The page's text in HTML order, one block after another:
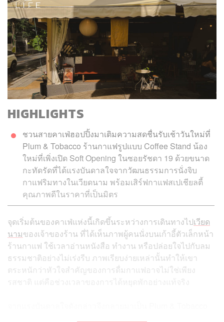
HIGHLIGHTS
ชวนสายคาเฟ่ฮอปปิ้งมาเติมความสดชื่นรับเช้าวันใหม่ที่
Plum & Tobacco ร้านกาแฟรูปแบบ Coffee Stand น้อง
ใหม่ที่เพิ่งเปิด Soft Opening ในซอยรัชดา 19 ด้วยขนาด
กะทัดรัดที่ได้แรงบันดาลใจจากวัฒนธรรมการนั่งจิบ
กาแฟริมทางในเวียดนาม พร้อมเสิร์ฟกาแฟสเปเชียลตี้
คุณภาพดีในราคาที่เป็นมิตร
จุดเริ่มต้นของคาเฟ่แห่งนี้เกิดขึ้นระหว่างการเดินทางไปเวียด
นามของเจ้าของร้าน ที่ได้เห็นภาพผู้คนนั่งบนเก้าอี้ตัวเล็กหน้า
ร้านกาแฟ ใช้เวลาอ่านหนังสือ ทำงาน หรือปล่อยใจไปกับลม
ธรรมชาติอย่างไม่เร่งรีบ ภาพเรียบง่ายเหล่านั้นทำให้เขา
ตระหนักว่าหัวใจสำคัญของการดื่มกาแฟอาจไม่ใช่เพียง